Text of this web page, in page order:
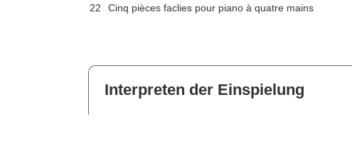
22 Cinq pièces faclies pour piano à quatre mains
Interpreten der Einspielung